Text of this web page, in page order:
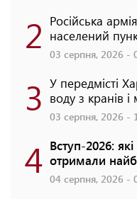
2 Російська
населений
03 серпня, 2026 -
3 У передмісті
воду з кранів
03 серпня, 2026 -
4 Вступ-2026: які
отримали
04 серпня, 2026 -